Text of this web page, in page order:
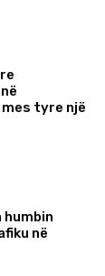
tyre një
humbin
në